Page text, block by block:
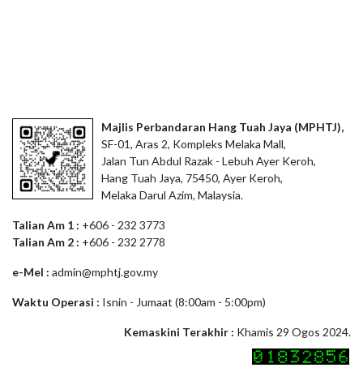
Majlis Perbandaran Hang Tuah Jaya (MPHTJ),
SF-01, Aras 2, Kompleks Melaka Mall,
Jalan Tun Abdul Razak - Lebuh Ayer Keroh,
Hang Tuah Jaya, 75450, Ayer Keroh,
Melaka Darul Azim, Malaysia.
Talian Am 1 : +606 - 232 3773
Talian Am 2 : +606 - 232 2778
e-Mel : admin@mphtj.gov.my
Waktu Operasi : Isnin - Jumaat (8:00am - 5:00pm)
Kemaskini Terakhir : Khamis 29 Ogos 2024.